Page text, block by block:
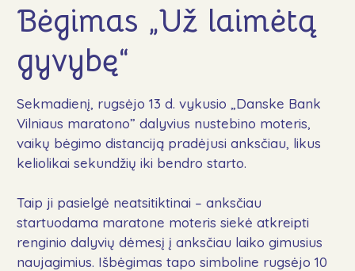
Įgyvendinti projektai
GPM
Lopšinės
Naujienos
Kontaktai
Aukoti
Bėgimas „Už laimėtą
gyvybę“
Sekmadienį, rugsėjo 13 d. vykusio „Danske Bank
Vilniaus maratono” dalyvius nustebino moteris,
vaikų bėgimo distanciją pradėjusi anksčiau, likus
keliolikai sekundžių iki bendro starto.
Taip ji pasielgė neatsitiktinai – anksčiau
startuodama maratone moteris siekė atkreipti
renginio dalyvių dėmesį į anksčiau laiko gimusius
naujagimius. Išbėgimas tapo simboline rugsėjo 10